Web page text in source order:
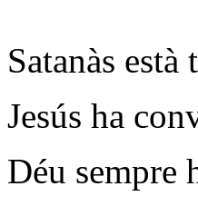
Satanàs
Jesús ha
Déu sempre